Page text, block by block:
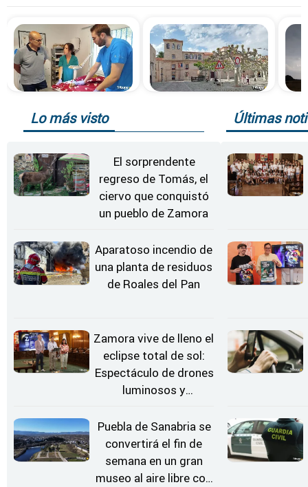
Lo más visto
El sorprendente
regreso de Tomás, el
ciervo que conquistó
un pueblo de Zamora
Aparatoso incendio de
una planta de residuos
de Roales del Pan
Zamora vive de lleno el
eclipse total de sol:
Espectáculo de drones
luminosos y
Estrellas
Puebla de Sanabria se
convertirá el fin de
semana en un gran
museo al aire libre con
Últimas